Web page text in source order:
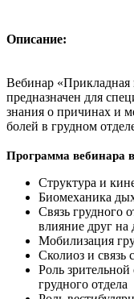
Описание:
Вебинар «Прикладная
предназначен для
знания о причинах и
болей в грудном
Программа вебинара
Структура и
Биомеханика
Связь грудного
влияние друг на
Мобилизация
Сколиоз и связь
Роль
грудного отдела